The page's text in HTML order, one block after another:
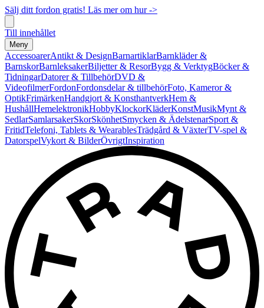
Sälj ditt fordon gratis! Läs mer om hur ->
Till innehållet
Meny
AccessoarerAntikt & DesignBarnartiklarBarnkläder &
BarnskorBarnleksakerBiljetter & ResorBygg & VerktygBöcker &
TidningarDatorer & TillbehörDVD &
VideofilmerFordonFordonsdelar & tillbehörFoto, Kameror &
OptikFrimärkenHandgjort & KonsthantverkHem &
HushållHemelektronikHobbyKlockorKläderKonstMusikMynt &
SedlarSamlarsakerSkorSkönhetSmycken & ÄdelstenarSport &
FritidTelefoni, Tablets & WearablesTrädgård & VäxterTV-spel &
DatorspelVykort & BilderÖvrigtInspiration